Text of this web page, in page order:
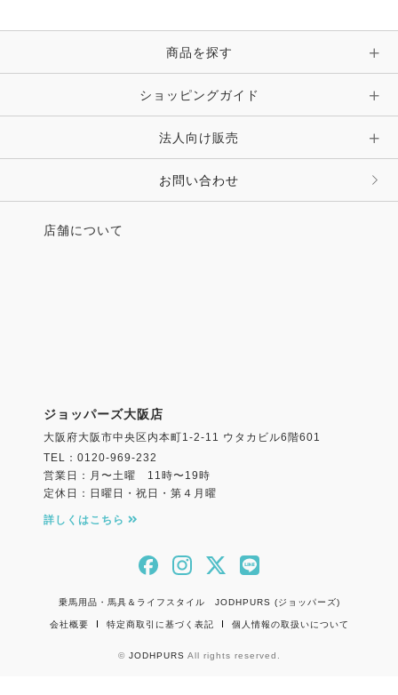
商品を探す
ショッピングガイド
法人向け販売
お問い合わせ
店舗について
ジョッパーズ大阪店
大阪府大阪市中央区内本町1-2-11 ウタカビル6階601
TEL：0120-969-232
営業日：月〜土曜 11時〜19時
定休日：日曜日・祝日・第４月曜
詳しくはこちら
乗馬用品・馬具＆ライフスタイル JODHPURS (ジョッパーズ)
会社概要 特定商取引に基づく表記 個人情報の取扱いについて
© JODHPURS All rights reserved.